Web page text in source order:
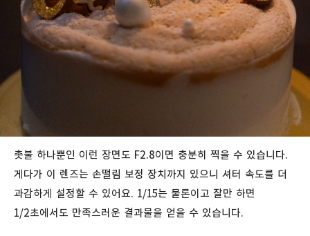
촛불 하나뿐인 이런 장면도 F2.8이면 충분히 찍을 수 있습니다.
게다가 이 렌즈는 손떨림 보정 장치까지 있으니 셔터 속도를 더
과감하게 설정할 수 있어요. 1/15는 물론이고 잘만 하면
1/2초에서도 만족스러운 결과물을 얻을 수 있습니다.